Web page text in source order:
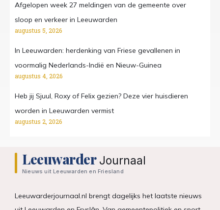
Afgelopen week 27 meldingen van de gemeente over
sloop en verkeer in Leeuwarden
augustus 5, 2026
In Leeuwarden: herdenking van Friese gevallenen in
voormalig Nederlands-Indië en Nieuw-Guinea
augustus 4, 2026
Heb jij Sjuul, Roxy of Felix gezien? Deze vier huisdieren
worden in Leeuwarden vermist
augustus 2, 2026
Leeuwarder Journaal
Nieuws uit Leeuwarden en Friesland
Leeuwarderjournaal.nl brengt dagelijks het laatste nieuws